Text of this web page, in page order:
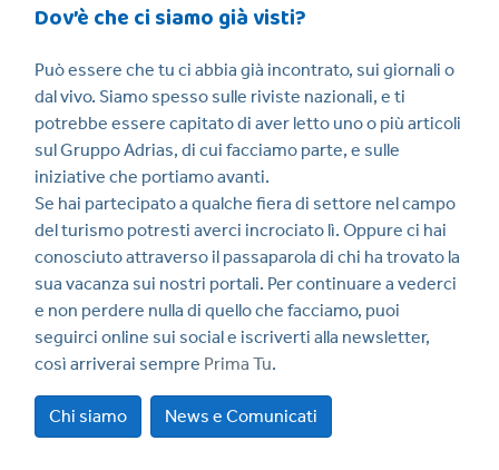
Dov’è che ci siamo già visti?
Può essere che tu ci abbia già incontrato, sui giornali o
dal vivo. Siamo spesso sulle riviste nazionali, e ti
potrebbe essere capitato di aver letto uno o più articoli
sul Gruppo Adrias, di cui facciamo parte, e sulle
iniziative che portiamo avanti.
Se hai partecipato a qualche fiera di settore nel campo
del turismo potresti averci incrociato lì. Oppure ci hai
conosciuto attraverso il passaparola di chi ha trovato la
sua vacanza sui nostri portali. Per continuare a vederci
e non perdere nulla di quello che facciamo, puoi
seguirci online sui social e iscriverti alla newsletter,
così arriverai sempre Prima Tu.
Chi siamo News e Comunicati